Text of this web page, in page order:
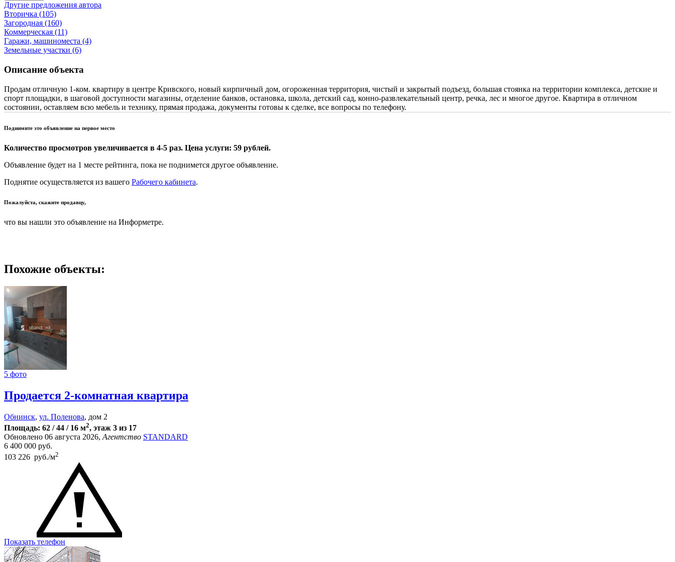
Другие предложения автора
Вторичка (105)
Загородная (160)
Коммерческая (11)
Гаражи, машиноместа (4)
Земельные участки (6)
Описание объекта
Продам отличную 1-ком. квартиру в центре Кривского, новый кирпичный дом, огороженная территория, чистый и закрытый подъезд, большая стоянка на территории комплекса, детские и
спорт площадки, в шаговой доступности магазины, отделение банков, остановка, школа, детский сад, конно-развлекательный центр, речка, лес и многое другое. Квартира в отличном
состоянии, оставляем всю мебель и технику, прямая продажа, документы готовы к сделке, все вопросы по телефону.
Поднимите это объявление на первое место
Количество просмотров увеличивается в 4-5 раз. Цена услуги: 59 рублей.
Объявление будет на 1 месте рейтинга, пока не поднимется другое объявление.
Поднятие осуществляется из вашего Рабочего кабинета.
Пожалуйста, скажите продавцу,
что вы нашли это объявление на Информетре.
Похожие объекты:
5 фото
Продается 2-комнатная квартира
Обнинск, ул. Поленова, дом 2
Площадь: 62 / 44 / 16 м2, этаж 3 из 17
Обновлено 06 августа 2026,Агентство STANDARD
6 400 000 руб.
103 226 руб./м2
Показать телефон